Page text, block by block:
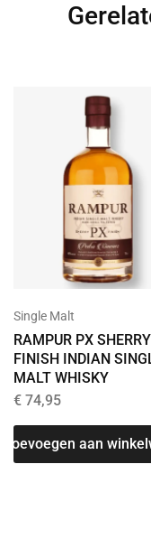
Single Malt
RAMPUR PX SHERRY
FINISH INDIAN
MALT WHISKY
€ 74,95
Toevoegen aan